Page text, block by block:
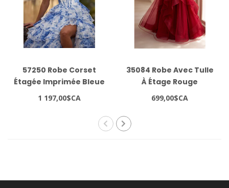
57250 Robe Corset
Étagée Imprimée Bleue
1 197,00$CA
35084 Robe Avec Tulle
À Étage Rouge
699,00$CA